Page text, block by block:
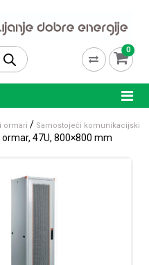
0
ormari / Samostojeći komunikacijski
47U, 800×800 mm